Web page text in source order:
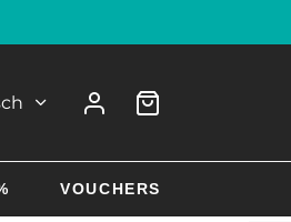
VOUCHERS